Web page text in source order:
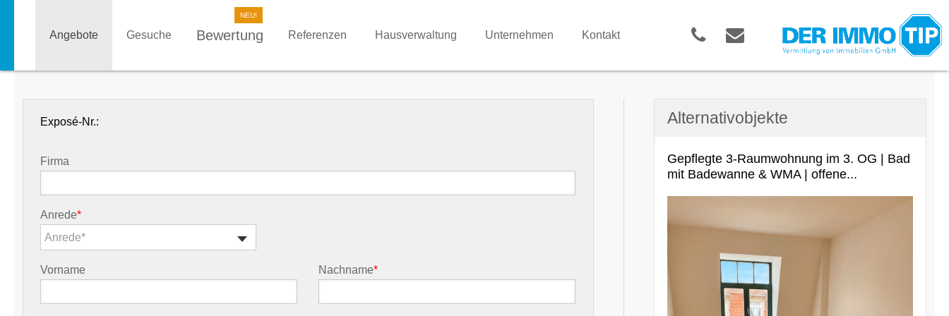
Angebote Gesuche Bewertung Referenzen Hausverwaltung Unternehmen Kontakt
Exposé-Nr.:
Firma
Anrede*
Anrede*
Vorname Nachname*
Alternativobjekte
Gepflegte 3-Raumwohnung im 3. OG | Bad
mit Badewanne & WMA | offene...